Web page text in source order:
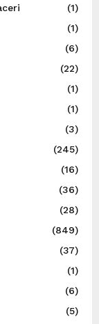
(1)
(1)
(6)
(22)
(1)
(1)
(3)
(245)
(16)
(36)
(28)
(849)
(37)
(1)
(6)
(5)